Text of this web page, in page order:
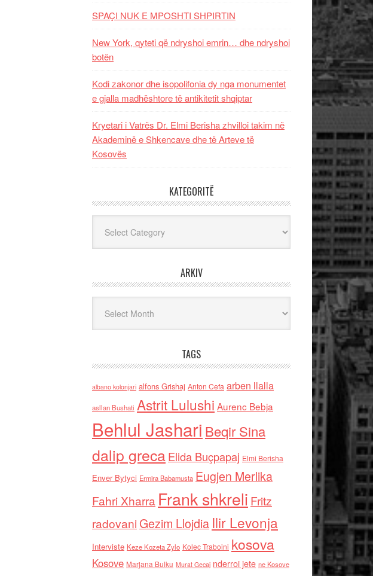
SPAÇI NUK E MPOSHTI SHPIRTIN
New York, qyteti që ndryshoi emrin… dhe ndryshoi
botën
Kodi zakonor dhe isopolifonia dy nga monumentet
e gjalla madhështore të antikitetit shqiptar
Kryetari i Vatrës Dr. Elmi Berisha zhvilloi takim në
Akademinë e Shkencave dhe të Arteve të
Kosovës
KATEGORITË
ARKIV
TAGS
albano kolonjari alfons Grishaj Anton Cefa arben llalla
asllan Bushati Astrit Lulushi Aurenc Bebja
Behlul Jashari Beqir Sina
dalip grecaElida Buçpapaj Elmi Berisha
Enver Bytyci Ermira Babamusta Eugjen Merlika
Fahri Xharra Frank shkreli Fritz
radovaniGezim Llojdia Ilir Levonja
Interviste Keze Kozeta Zylo Kolec Traboini kosova
Kosove Marjana Bulku Murat Gecaj nderroi jete ne Kosove